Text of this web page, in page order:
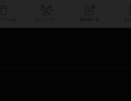
コミュニティ